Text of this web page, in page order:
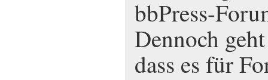
bbPress-
Dennoch
dass es für